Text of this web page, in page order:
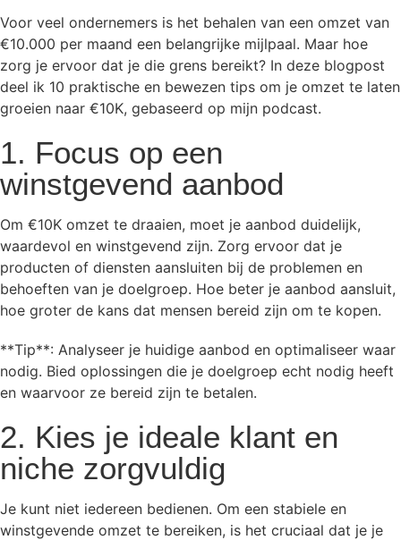
Voor veel ondernemers is het behalen van een omzet van
€10.000 per maand een belangrijke mijlpaal. Maar hoe
zorg je ervoor dat je die grens bereikt? In deze blogpost
deel ik 10 praktische en bewezen tips om je omzet te laten
groeien naar €10K, gebaseerd op mijn podcast.
1. Focus op een
winstgevend aanbod
Om €10K omzet te draaien, moet je aanbod duidelijk,
waardevol en winstgevend zijn. Zorg ervoor dat je
producten of diensten aansluiten bij de problemen en
behoeften van je doelgroep. Hoe beter je aanbod aansluit,
hoe groter de kans dat mensen bereid zijn om te kopen.
**Tip**: Analyseer je huidige aanbod en optimaliseer waar
nodig. Bied oplossingen die je doelgroep echt nodig heeft
en waarvoor ze bereid zijn te betalen.
2. Kies je ideale klant en
niche zorgvuldig
Je kunt niet iedereen bedienen. Om een stabiele en
winstgevende omzet te bereiken, is het cruciaal dat je je